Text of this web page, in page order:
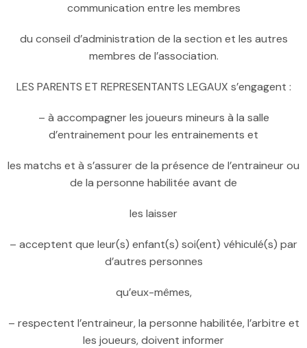
communication entre les membres
du conseil d’administration de la section et les autres
membres de l’association.
LES PARENTS ET REPRESENTANTS LEGAUX s’engagent :
– à accompagner les joueurs mineurs à la salle
d’entrainement pour les entrainements et
les matchs et à s’assurer de la présence de l’entraineur ou
de la personne habilitée avant de
les laisser
– acceptent que leur(s) enfant(s) soi(ent) véhiculé(s) par
d’autres personnes
qu’eux-mêmes,
– respectent l’entraineur, la personne habilitée, l’arbitre et
les joueurs, doivent informer